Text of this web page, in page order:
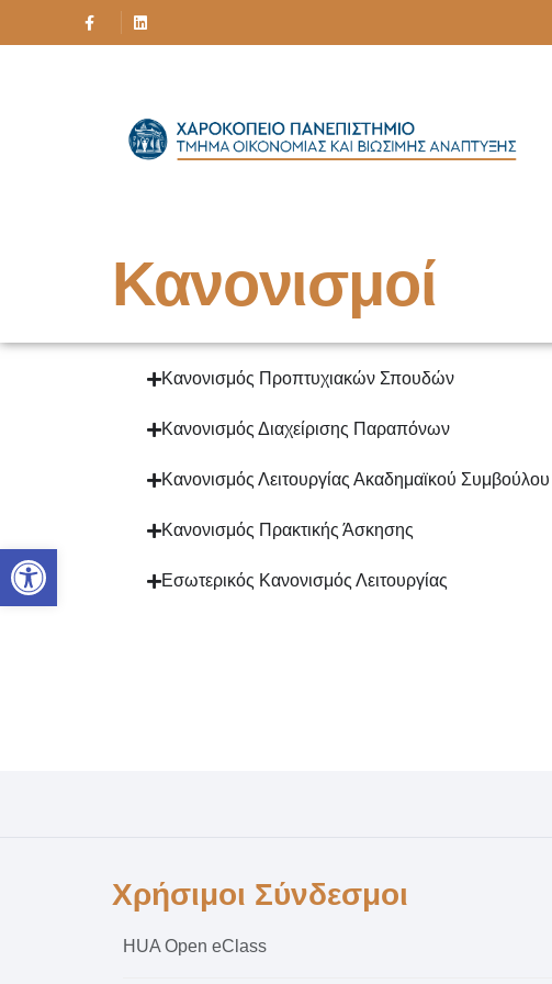
Ανοίξτε τη γραμμή εργαλείων
Κανονισμοί
Κανονισμός Προπτυχιακών Σπουδών
Κανονισμός Διαχείρισης Παραπόνων
Κανονισμός Λειτουργίας Ακαδημαϊκού Συμβούλου
Κανονισμός Πρακτικής Άσκησης
Εσωτερικός Κανονισμός Λειτουργίας
Χρήσιμοι Σύνδεσμοι
HUA Open eClass